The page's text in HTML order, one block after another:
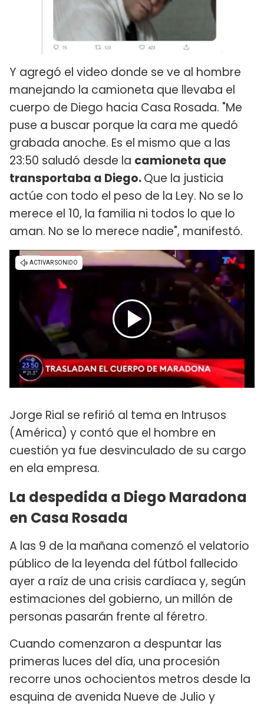
Y agregó el video donde se ve al hombre
manejando la camioneta que llevaba el
cuerpo de Diego hacia Casa Rosada. "Me
puse a buscar porque la cara me quedó
grabada anoche. Es el mismo que a las
23:50 saludó desde la camioneta que
transportaba a Diego.Que la justicia
actúe con todo el peso de la Ley. No se lo
merece el 10, la familia ni todos lo que lo
aman. No se lo merece nadie", manifestó.
Jorge Rial se refirió al tema en Intrusos
(América) y contó que el hombre en
cuestión ya fue desvinculado de su cargo
en ela empresa.
La despedida a Diego Maradona
en Casa Rosada
A las 9 de la mañana comenzó el velatorio
público de la leyenda del fútbol fallecido
ayer a raíz de una crisis cardíaca y, según
estimaciones del gobierno, un millón de
personas pasarán frente al féretro.
Cuando comenzaron a despuntar las
primeras luces del día, una procesión
recorre unos ochocientos metros desde la
esquina de avenida Nueve de Julio y